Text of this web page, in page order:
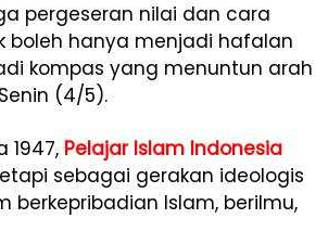
pergeseran nilai dan cara
boleh hanya menjadi hafalan
kompas yang menuntun arah
(4/5).
1947, Pelajar Islam Indonesia
sebagai gerakan ideologis
Islam, berilmu,